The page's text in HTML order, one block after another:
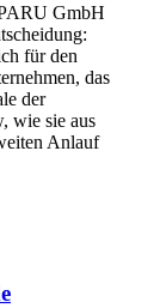
GmbH
für den
das
der
wie sie aus
Anlauf